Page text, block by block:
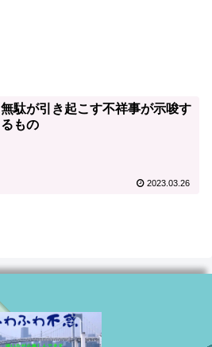
無駄が引き起こす不祥事が示唆す
るもの
2023.03.26